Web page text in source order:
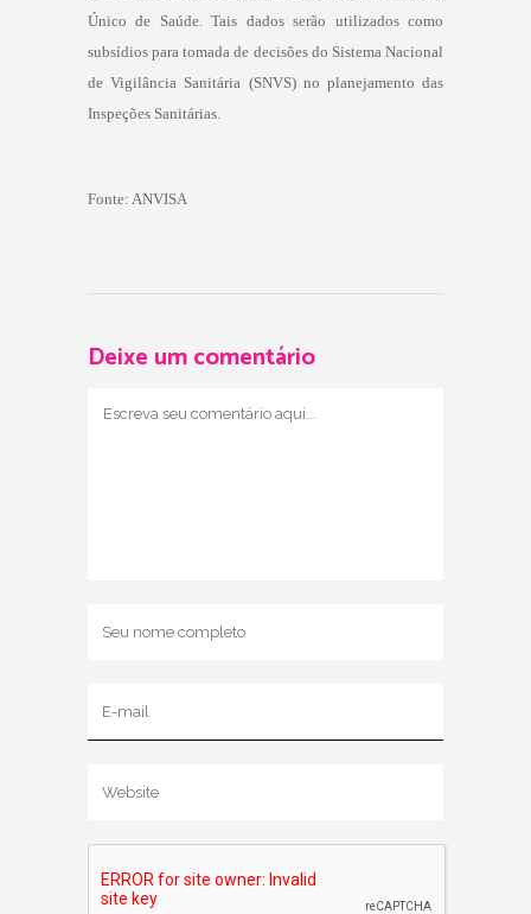
Único de Saúde. Tais dados serão utilizados como
subsídios para tomada de decisões do Sistema Nacional
de Vigilância Sanitária (SNVS) no planejamento das
Inspeções Sanitárias.
Fonte: ANVISA
Deixe um comentário